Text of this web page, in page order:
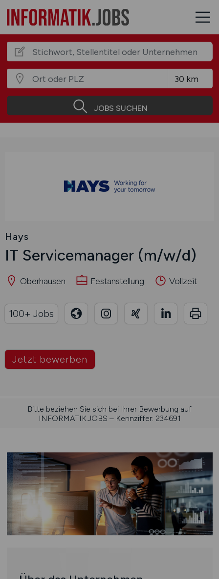
JOBS SUCHEN
Hays
IT Servicemanager (m/w/d)
Oberhausen Festanstellung Vollzeit
Jetzt bewerben
100+ Jobs
Bitte beziehen Sie sich bei Ihrer Bewerbung auf
INFORMATIK.JOBS – Kennziffer: 234691